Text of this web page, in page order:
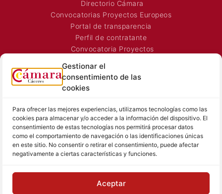
Gestionar el
consentimiento de las
cookies
Para ofrecer las mejores experiencias, utilizamos tecnologías como las
cookies para almacenar y/o acceder a la información del dispositivo. El
consentimiento de estas tecnologías nos permitirá procesar datos
como el comportamiento de navegación o las identificaciones únicas
en este sitio. No consentir o retirar el consentimiento, puede afectar
negativamente a ciertas características y funciones.
Aceptar
Organigrama
Directorio Cámara
Convocatorias Proyectos Europeos
Portal de transparencia
Perfil de contratante
Convocatoria Proyectos
Horarios Comerciales
Señalización Comercial
Directorio AEXTIC
SALA DE PRENSA
Noticias Cámara
TEXTOS LEGALES
Aviso Legal